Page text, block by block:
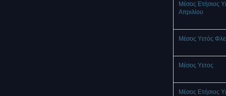
Μέσος Ετήσιος
Απριλίου
Μέσος Υετός
Mέσος Υετος
Μέσος Ετήσιος